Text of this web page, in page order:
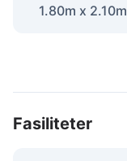
1.80m x 2.10m
Fasiliteter